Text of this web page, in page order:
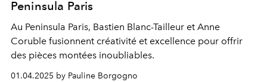
Peninsula Paris
Au Peninsula Paris, Bastien Blanc-Tailleur et Anne
Coruble fusionnent créativité et excellence pour offrir
des pièces montées inoubliables.
01.04.2025 by Pauline Borgogno